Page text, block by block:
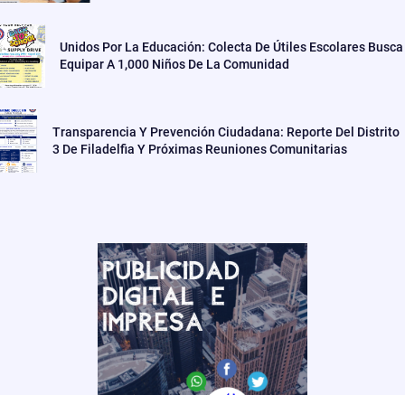
Unidos Por La Educación: Colecta De Útiles Escolares Busca
Equipar A 1,000 Niños De La Comunidad
Transparencia Y Prevención Ciudadana: Reporte Del Distrito
3 De Filadelfia Y Próximas Reuniones Comunitarias